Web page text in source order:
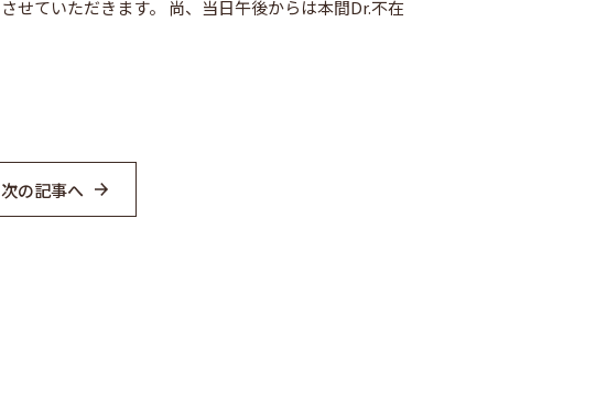
せていただきます。 尚、当日午後からは本間Dr.不在
次の記事へ